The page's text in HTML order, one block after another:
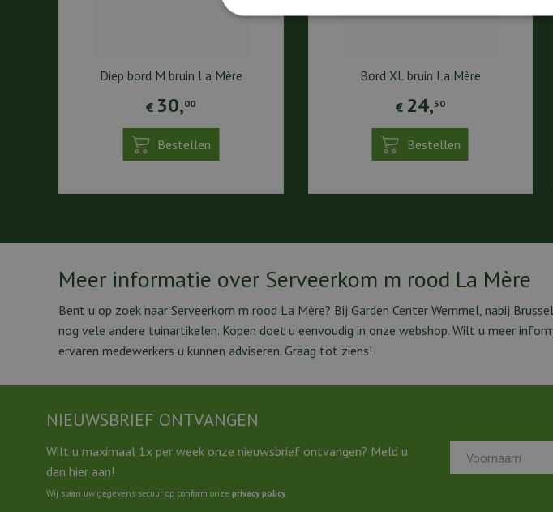
Diep bord M bruin La Mère
€ 30,00
Bestellen
Bord XL bruin La Mère
€ 24,50
Bestellen
Meer informatie over Serveerkom m rood La Mère
Bent u op zoek naar Serveerkom m rood La Mère? Bij Garden Center Wemmel, nabij
nog vele andere tuinartikelen. Kopen doet u eenvoudig in onze webshop. Wilt u meer
ervaren medewerkers u kunnen adviseren. Graag tot ziens!
NIEUWSBRIEF ONTVANGEN
Wilt u maximaal 1x per week onze nieuwsbrief ontvangen? Meld u
dan hier aan!
Wij slaan uw gegevens secuur op conform onze privacy policy